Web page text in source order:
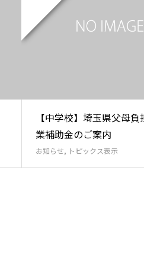
【中学校】埼玉県父母
業補助金のご案内
お知らせ, トピックス表示